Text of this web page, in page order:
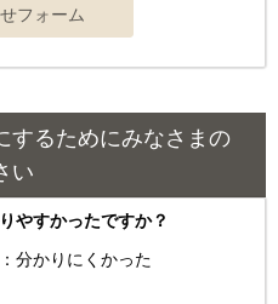
するためにみなさまの
い
やすかったですか？
分かりにくかった